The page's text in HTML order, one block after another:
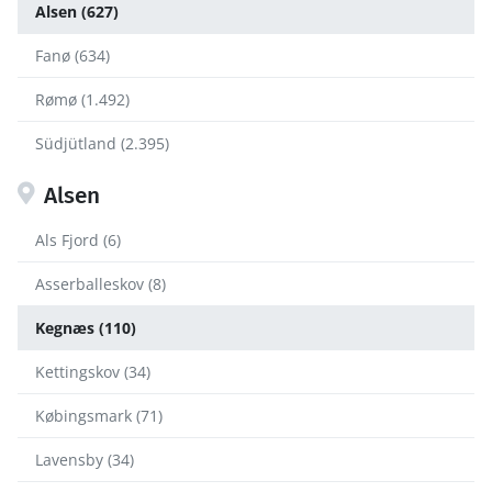
Alsen (627)
Fanø (634)
Rømø (1.492)
Südjütland (2.395)
Alsen
Als Fjord (6)
Asserballeskov (8)
Kegnæs (110)
Kettingskov (34)
Købingsmark (71)
Lavensby (34)